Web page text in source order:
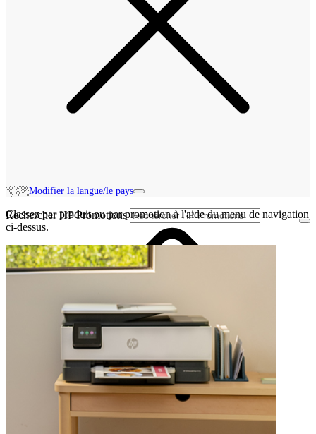
Modifier la langue/le pays
Rechercher HP Promotions
Classez par produit ou par promotion à l'aide du menu de navigation
ci-dessus.